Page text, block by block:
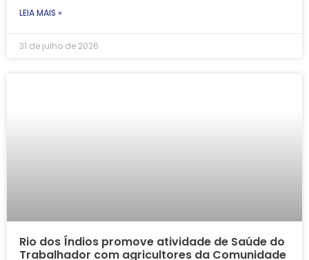
LEIA MAIS »
31 de julho de 2026
Rio dos Índios promove atividade de Saúde do
Trabalhador com agricultores da Comunidade